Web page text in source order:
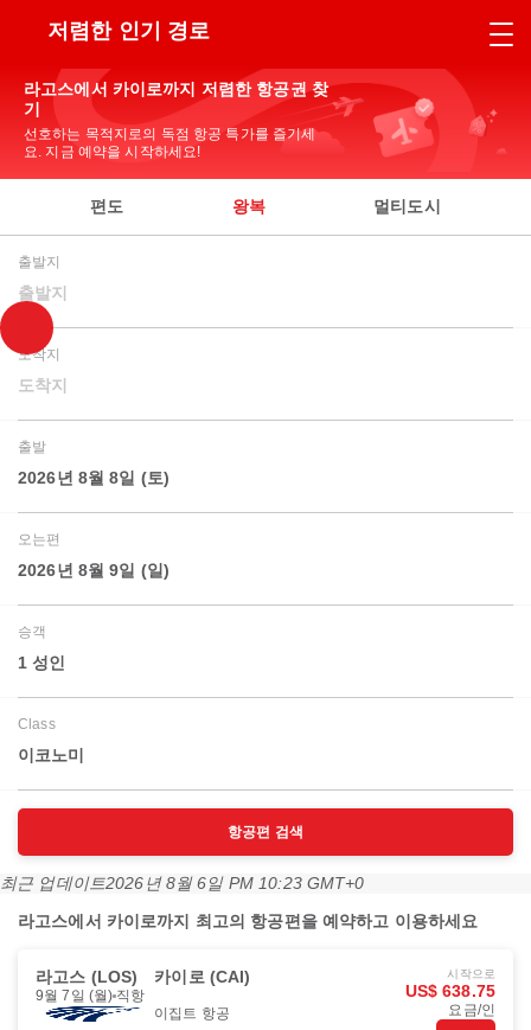
저렴한 인기 경로
라고스에서 카이로까지 저렴한 항공권 찾
기
선호하는 목적지로의 독점 항공 특가를 즐기세
요. 지금 예약을 시작하세요!
편도 왕복 멀티도시
출발지
출발지
도착지
도착지
출발
2026년 8월 8일 (토)
오는편
2026년 8월 9일 (일)
승객
1 성인
Class
이코노미
항공편 검색
최근 업데이트2026년 8월 6일 PM 10:23 GMT+0
라고스에서 카이로까지 최고의 항공편을 예약하고 이용하세요
라고스 (LOS) 카이로 (CAI)
9월 7일 (월) 직항
이집트 항공
시작으로
US$ 638.75
요금/인